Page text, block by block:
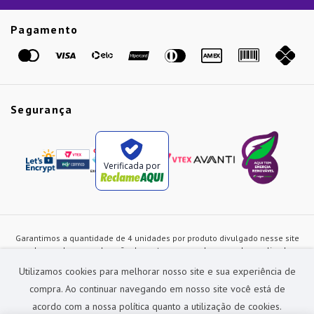
Utilizamos cookies para melhorar nosso site e sua experiência de
compra. Ao continuar navegando em nosso site você está de
acordo com a nossa política quanto a utilização de cookies.
Pagamento
Segurança
Verificada por
Garantimos a quantidade de 4 unidades por produto divulgado nesse site
ou de acordo com a duração dos estoques, sendo as vendas realizadas
alterados a qualquer instante sem prévia comunicação e são exclusivos
para a loja virtual, não restando nenhuma obrigação de prática similar nas
lojas físicas da rede Preçolandia. Todas as imagens dos produtos são
meramente ilustrativas.